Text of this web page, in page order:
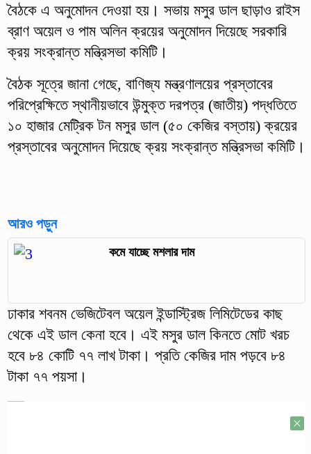
বৈঠকে এ অনুমোদন দেওয়া হয়। সভায় মসুর ডাল ছাড়াও রাইস
ব্রাণ অয়েল ও পাম অলিন ক্রয়ের অনুমোদন দিয়েছে সরকারি
ক্রয় সংক্রান্ত মন্ত্রিসভা কমিটি।
বৈঠক সূত্রে জানা গেছে, বাণিজ্য মন্ত্রণালয়ের প্রস্তাবের
পরিপ্রেক্ষিতে স্থানীয়ভাবে উন্মুক্ত দরপত্র (জাতীয়) পদ্ধতিতে
১০ হাজার মেট্রিক টন মসুর ডাল (৫০ কেজির বস্তায়) ক্রয়ের
প্রস্তাবের অনুমোদন দিয়েছে ক্রয় সংক্রান্ত মন্ত্রিসভা কমিটি।
আরও পড়ুন
কমে যাচ্ছে মশলার দাম
ঢাকার শবনম ভেজিটেবল অয়েল ইন্ডাস্ট্রিজ লিমিটেডের কাছ
থেকে এই ডাল কেনা হবে। এই মসুর ডাল কিনতে মোট খরচ
হবে ৮৪ কোটি ৭৭ লাখ টাকা। প্রতি কেজির দাম পড়বে ৮৪
টাকা ৭৭ পয়সা।